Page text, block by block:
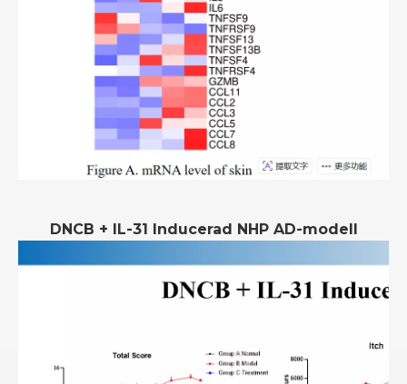
DNCB + IL-31 Inducerad NHP AD-modell